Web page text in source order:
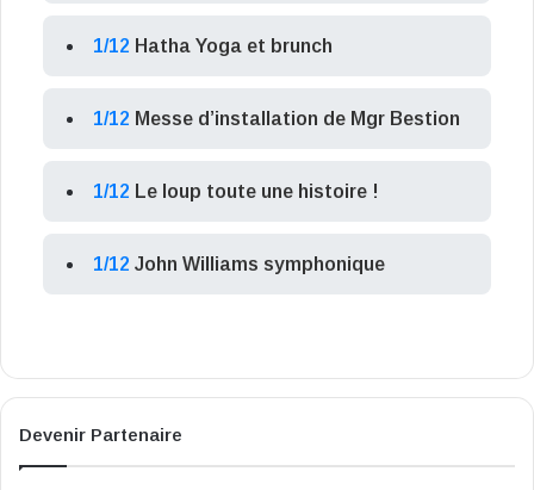
1/12 Hatha Yoga et brunch
1/12 Messe d’installation de Mgr Bestion
1/12 Le loup toute une histoire !
1/12 John Williams symphonique
Devenir Partenaire